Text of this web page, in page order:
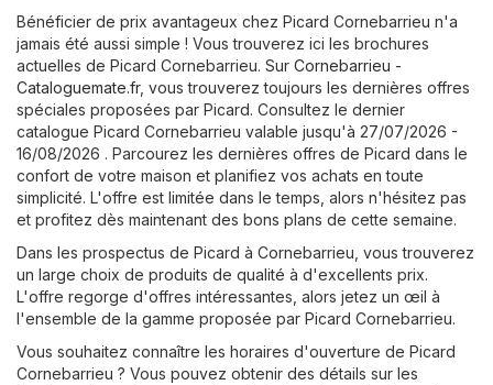
Bénéficier de prix avantageux chez Picard Cornebarrieu n'a
jamais été aussi simple ! Vous trouverez ici les brochures
actuelles de Picard Cornebarrieu. Sur Cornebarrieu -
Cataloguemate.fr, vous trouverez toujours les dernières offres
spéciales proposées par Picard. Consultez le dernier
catalogue Picard Cornebarrieu valable jusqu'à 27/07/2026 -
16/08/2026 . Parcourez les dernières offres de Picard dans le
confort de votre maison et planifiez vos achats en toute
simplicité. L'offre est limitée dans le temps, alors n'hésitez pas
et profitez dès maintenant des bons plans de cette semaine.
Dans les prospectus de Picard à Cornebarrieu, vous trouverez
un large choix de produits de qualité à d'excellents prix.
L'offre regorge d'offres intéressantes, alors jetez un œil à
l'ensemble de la gamme proposée par Picard Cornebarrieu.
Vous souhaitez connaître les horaires d'ouverture de Picard
Cornebarrieu ? Vous pouvez obtenir des détails sur les